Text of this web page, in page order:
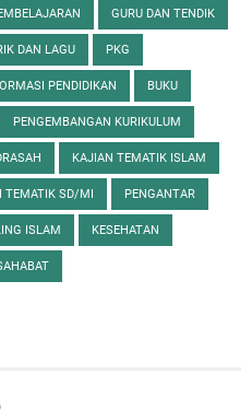
GURU DAN TENDIK
DAN LAGU PKG
PENDIDIKAN BUKU
PENGEMBANGAN KURIKULUM
KAJIAN TEMATIK ISLAM
TEMATIK SD/MI PENGANTAR
ISLAM KESEHATAN